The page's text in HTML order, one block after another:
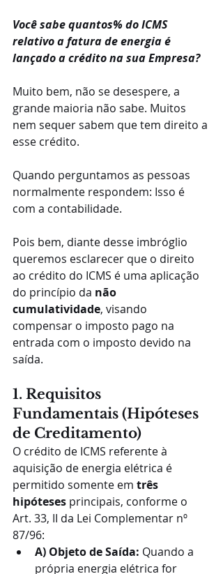
Você sabe quantos% do ICMS
relativo a fatura de energia é
lançado a crédito na sua Empresa?
Muito bem, não se desespere, a
grande maioria não sabe. Muitos
nem sequer sabem que tem direito a
esse crédito.
Quando perguntamos as pessoas
normalmente respondem: Isso é
com a contabilidade.
Pois bem, diante desse imbróglio
queremos esclarecer que o direito
ao crédito do ICMS é uma aplicação
do princípio da não
cumulatividade, visando
compensar o imposto pago na
entrada com o imposto devido na
saída.
1. Requisitos
Fundamentais (Hipóteses
de Creditamento)
O crédito de ICMS referente à
aquisição de energia elétrica é
permitido somente em três
hipóteses principais, conforme o
Art. 33, II da Lei Complementar nº
87/96:
A) Objeto de Saída: Quando a
própria energia elétrica for